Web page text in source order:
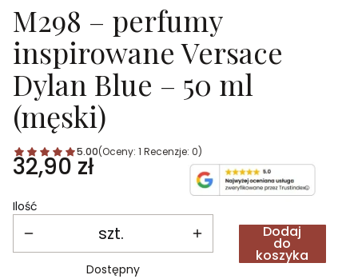
M298 – perfumy
inspirowane Versace
Dylan Blue – 50 ml
(męski)
5.00(Oceny: 1 Recenzje: 0)
Cena
32,90 zł
Ilość
szt.
Dostępny
Dodaj
do
koszyka